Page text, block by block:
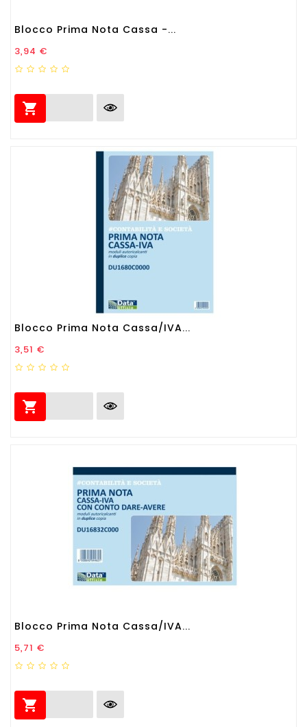
Blocco Prima Nota Cassa -...
Prezzo
3,94 €

Blocco Prima Nota Cassa/IVA...
Prezzo
3,51 €

Blocco Prima Nota Cassa/IVA...
Prezzo
5,71 €
